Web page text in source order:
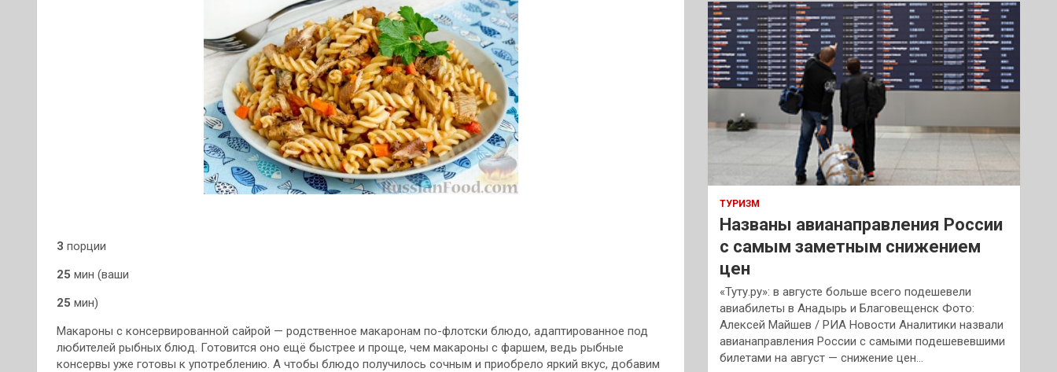
3 порции
25 мин (ваши
25 мин)
Макароны с консервированной сайрой — родственное макаронам по-флотски блюдо, адаптированное под
любителей рыбных блюд. Готовится оно ещё быстрее и проще, чем макароны с фаршем, ведь рыбные
консервы уже готовы к употреблению. А чтобы блюдо получилось сочным и приобрело яркий вкус, добавим
к
ТУРИЗМ
Названы авианаправления России
с самым заметным снижением
цен
«Туту.ру»: в августе больше всего подешевели
авиабилеты в Анадырь и Благовещенск Фото:
Алексей Майшев / РИА Новости Аналитики назвали
авианаправления России с самыми подешевевшими
билетами на август — снижение цен…